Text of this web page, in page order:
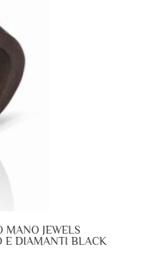
MANO JEWELS
E DIAMANTI BLACK